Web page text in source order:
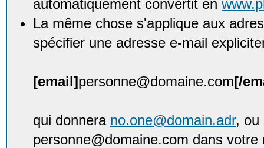
automatiquement convertit en
La même chose s'applique aux
spécifier une adresse e-mail
[email]personne@domaine.com[/
qui donnera no.one@domain.adr, ou
personne@domaine.com dans